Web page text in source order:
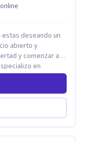
deseando un
abierto y
y comenzar a
experiencia
y Parejas con
estrés,
en la Crianza,
con más de 12